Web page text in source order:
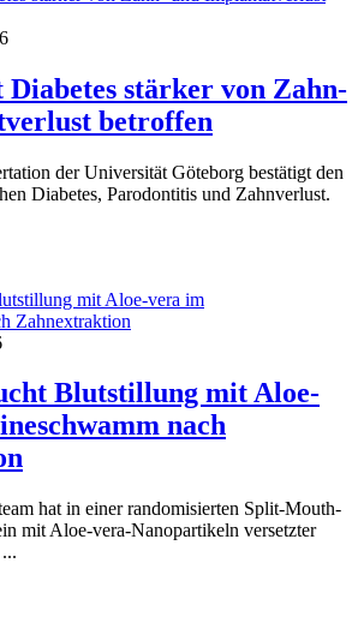
Diabetes stärker von Zahn-
betroffen
der Universität Göteborg bestätigt den
Diabetes, Parodontitis und Zahnverlust.
Blutstillung mit Aloe-
nach
hat in einer randomisierten Split-Mouth-
mit Aloe-vera-Nanopartikeln versetzter